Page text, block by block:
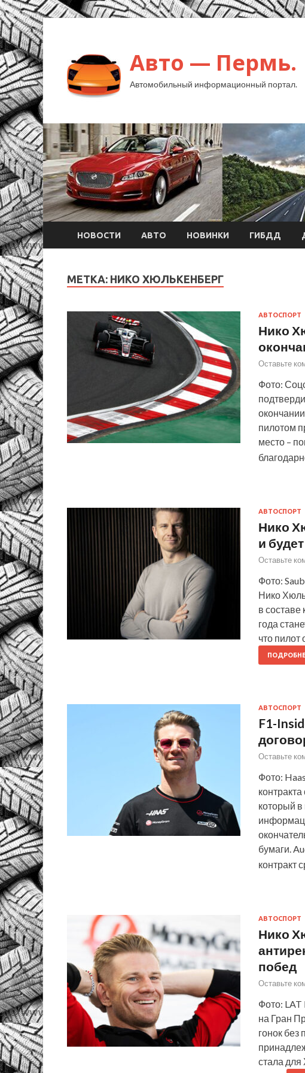
Авто — Пермь.
Автомобильный информационный портал.
НОВОСТИ АВТО НОВИНКИ ГИБДД
МЕТКА: НИКО ХЮЛЬКЕНБЕРГ
АВТОСПОРТ
Нико
Оставьте
Фото:
пилотом
место –
АВТОСПОРТ
Нико
и
Оставьте
Фото:
Нико
в составе
года
что пилот
АВТОСПОРТ
F1-
Оставьте
Фото:
который
бумаги.
контракт
АВТОСПОРТ
Нико
побед
Оставьте
Фото: LAT
на Гран
гонок без
стала для